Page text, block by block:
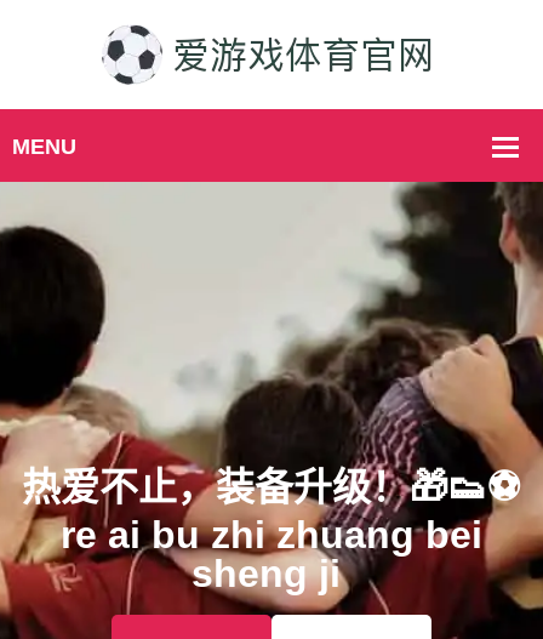
热爱不止，装备升级！🎁👟⚽️
re ai bu zhi zhuang bei
sheng ji ️